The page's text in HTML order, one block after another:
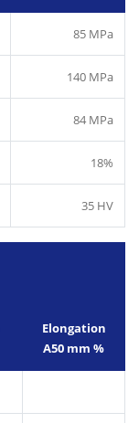
85 MPa
140 MPa
84 MPa
18%
35 HV
Elongation
A50 mm %